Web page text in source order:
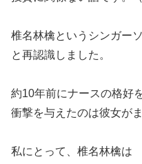
椎名林檎というシンガー
と再認識しました。
約10年前にナースの格好
衝撃を与えたのは彼女が
私にとって、椎名林檎は